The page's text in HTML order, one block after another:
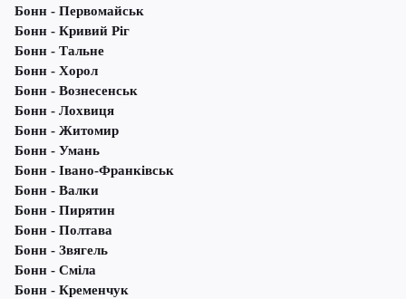
Бонн - Первомайськ
Бонн - Кривий Ріг
Бонн - Тальне
Бонн - Хорол
Бонн - Вознесенськ
Бонн - Лохвиця
Бонн - Житомир
Бонн - Умань
Бонн - Івано-Франківськ
Бонн - Валки
Бонн - Пирятин
Бонн - Полтава
Бонн - Звягель
Бонн - Сміла
Бонн - Кременчук